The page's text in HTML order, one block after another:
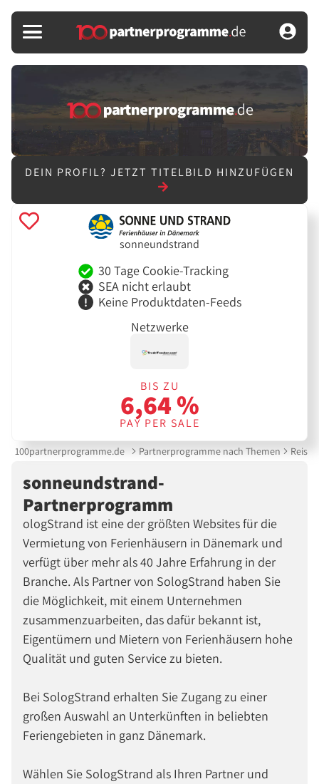
DEIN PROFIL? JETZT TITELBILD HINZUFÜGEN
sonneundstrand
30 Tage Cookie-Tracking
SEA nicht erlaubt
Keine Produktdaten-Feeds
Netzwerke
BIS ZU
6,64 %
PAY PER SALE
100partnerprogramme.de Partnerprogramme nach Themen Reise
sonneundstrand-
Partnerprogramm
ologStrand ist eine der größten Websites für die
Vermietung von Ferienhäusern in Dänemark und
verfügt über mehr als 40 Jahre Erfahrung in der
Branche. Als Partner von SologStrand haben Sie
die Möglichkeit, mit einem Unternehmen
zusammenzuarbeiten, das dafür bekannt ist,
Eigentümern und Mietern von Ferienhäusern hohe
Qualität und guten Service zu bieten.
Bei SologStrand erhalten Sie Zugang zu einer
großen Auswahl an Unterkünften in beliebten
Feriengebieten in ganz Dänemark.
Wählen Sie SologStrand als Ihren Partner und